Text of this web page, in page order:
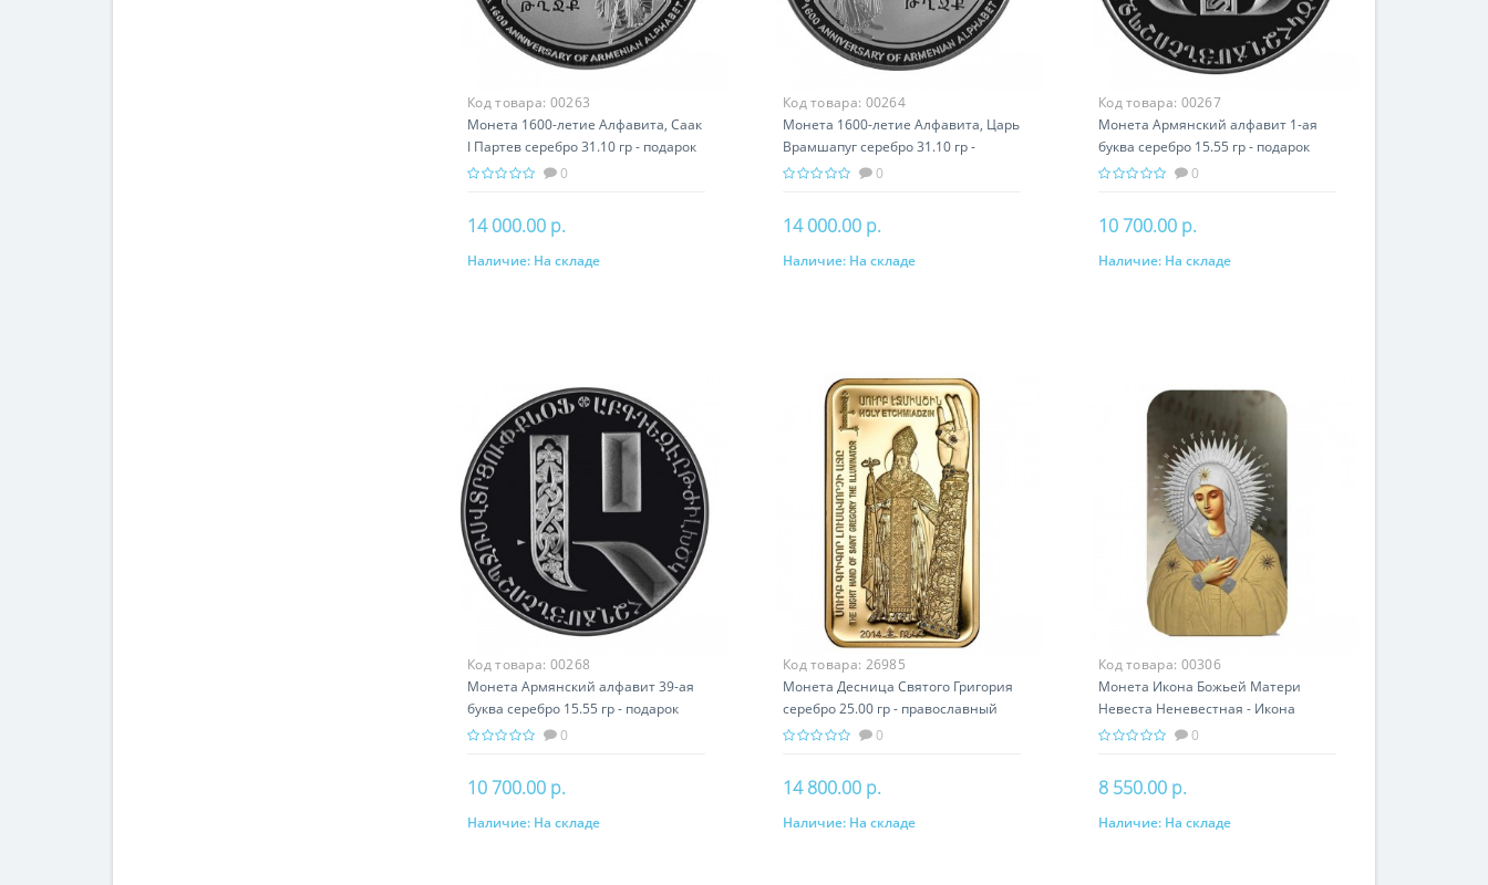
Код товара: 00263
Монета 1600-летие Алфавита, Саак
I Партев серебро 31.10 гр - подарок
история Армении
0
14 000.00 р.
В корзину
Наличие: На складе
Код товара: 00264
Монета 1600-летие Алфавита, Царь
Врамшапуг серебро 31.10 гр -
подарок история Армении
0
14 000.00 р.
В корзину
Наличие: На складе
Код товара: 00267
Монета Армянский алфавит 1-ая
буква серебро 15.55 гр - подарок
история Армении
0
10 700.00 р.
В корзину
Наличие: На складе
Код товара: 00268
Монета Армянский алфавит 39-ая
буква серебро 15.55 гр - подарок
история Армении
0
10 700.00 р.
В корзину
Наличие: На складе
Код товара: 26985
Монета Десница Святого Григория
серебро 25.00 гр - православный
подарок Армении
0
14 800.00 р.
В корзину
Наличие: На складе
Код товара: 00306
Монета Икона Божьей Матери
Невеста Неневестная - Икона
серебро 31.10 гр - православный
0
8 550.00 р.
В корзину
Наличие: На складе